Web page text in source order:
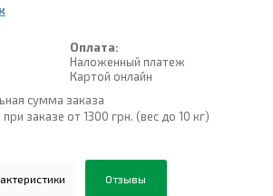
Оплата:
Наложенный платеж
Картой онлайн
сумма заказа
заказе от 1300 грн. (вес до 10 кг)
Отзывы